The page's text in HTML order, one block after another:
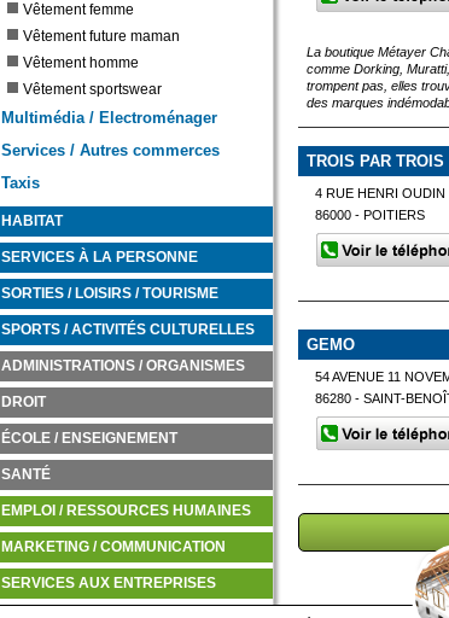
Vêtement femme
Vêtement future maman
Vêtement homme
Vêtement sportswear
Multimédia / Electroménager
Services / Autres commerces
Taxis
HABITAT
SERVICES À LA PERSONNE
SORTIES / LOISIRS / TOURISME
SPORTS / ACTIVITÉS CULTURELLES
ADMINISTRATIONS / ORGANISMES
DROIT
ÉCOLE / ENSEIGNEMENT
SANTÉ
EMPLOI / RESSOURCES HUMAINES
MARKETING / COMMUNICATION
SERVICES AUX ENTREPRISES
La boutique Métayer
comme Dorking,
trompent pas, elles
des marques
TROIS PAR TROIS
4 RUE HENRI OUDIN
86000 - POITIERS
GEMO
54 AVENUE 11
86280 - SAINT-